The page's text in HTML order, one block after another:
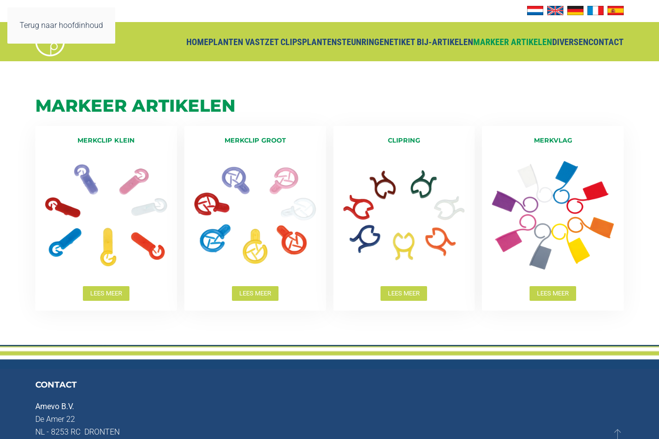
Terug naar hoofdinhoud
HOMEPLANTEN VASTZET CLIPSPLANTENSTEUNRINGENETIKET BIJ-ARTIKELENMARKEER ARTIKELENDIVERSENCONTACT
MARKEER ARTIKELEN
MERKCLIP KLEIN
LEES MEER
MERKCLIP GROOT
LEES MEER
CLIPRING
LEES MEER
MERKVLAG
LEES MEER
CONTACT
Amevo B.V.
De Amer 22
NL - 8253 RC DRONTEN